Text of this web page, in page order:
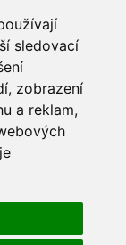
sledovací
zobrazení
a reklam,
($a